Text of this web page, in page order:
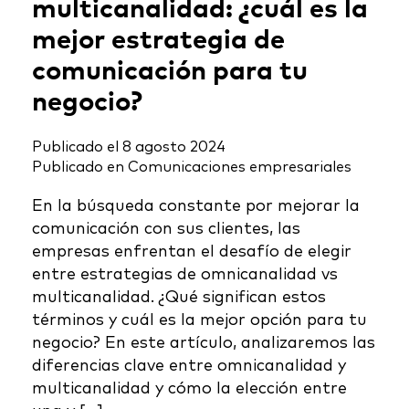
multicanalidad: ¿cuál es la
mejor estrategia de
comunicación para tu
negocio?
Publicado el 8 agosto 2024
Publicado en Comunicaciones empresariales
En la búsqueda constante por mejorar la
comunicación con sus clientes, las
empresas enfrentan el desafío de elegir
entre estrategias de omnicanalidad vs
multicanalidad. ¿Qué significan estos
términos y cuál es la mejor opción para tu
negocio? En este artículo, analizaremos las
diferencias clave entre omnicanalidad y
multicanalidad y cómo la elección entre